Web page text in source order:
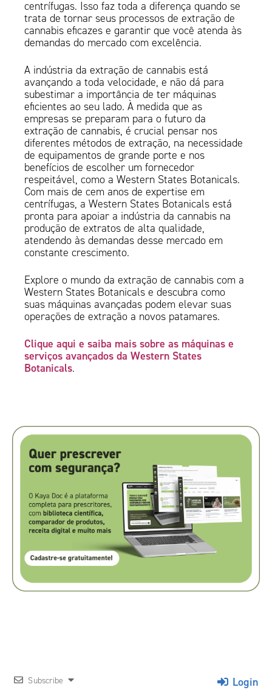
centrífugas. Isso faz toda a diferença quando se
trata de tornar seus processos de extração de
cannabis eficazes e garantir que você atenda às
demandas do mercado com excelência.
A indústria da extração de cannabis está
avançando a toda velocidade, e não dá para
subestimar a importância de ter máquinas
eficientes ao seu lado. À medida que as
empresas se preparam para o futuro da
extração de cannabis, é crucial pensar nos
diferentes métodos de extração, na necessidade
de equipamentos de grande porte e nos
benefícios de escolher um fornecedor
respeitável, como a Western States Botanicals.
Com mais de cem anos de expertise em
centrífugas, a Western States Botanicals está
pronta para apoiar a indústria da cannabis na
produção de extratos de alta qualidade,
atendendo às demandas desse mercado em
constante crescimento.
Explore o mundo da extração de cannabis com a
Western States Botanicals e descubra como
suas máquinas avançadas podem elevar suas
operações de extração a novos patamares.
Clique aqui e saiba mais sobre as máquinas e
serviços avançados da Western States
Botanicals.
Subscribe Login